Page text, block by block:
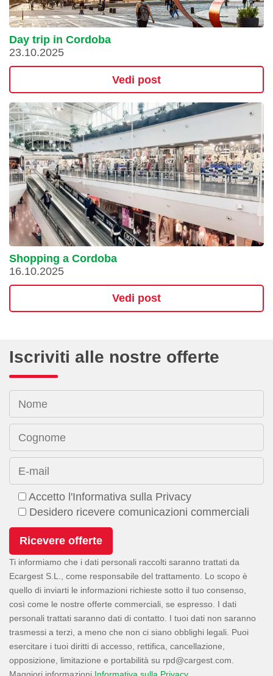
Day trip in Cordoba
23.10.2025
Vedi post
Shopping a Cordoba
16.10.2025
Vedi post
Iscriviti alle nostre offerte
Nome
Cognome
E-mail
Accetto l'Informativa sulla Privacy
Desidero ricevere comunicazioni commerciali
Ti informiamo che i dati personali raccolti saranno trattati da
Ecargest S.L., come responsabile del trattamento. Lo scopo è
quello di inviarti le informazioni richieste sotto il tuo consenso,
così come le nostre offerte commerciali, se espresso. I dati
personali trattati saranno dati di contatto. I tuoi dati non saranno
trasmessi a terzi, a meno che non ci siano obblighi legali. Puoi
esercitare i tuoi diritti di accesso, rettifica, cancellazione,
opposizione, limitazione e portabilità su
Maggiori informazioni Informativa sulla Privacy.